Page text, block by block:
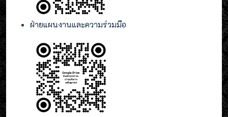
ฝ่ายแผนงานและความร่วมมือ